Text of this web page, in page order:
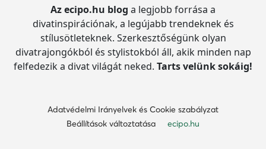
Az ecipo.hu blog a legjobb forrása a
divatinspirációnak, a legújabb trendeknek és
stílusötleteknek. Szerkesztőségünk olyan
divatrajongókból és stylistokból áll, akik minden nap
felfedezik a divat világát neked. Tarts velünk sokáig!
Adatvédelmi Irányelvek és Cookie szabályzat
Beállítások változtatása
ecipo.hu